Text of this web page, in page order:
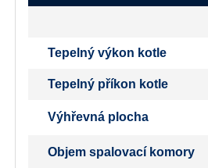
Tepelný výkon kotle
Tepelný příkon kotle
Výhřevná plocha
Objem spalovací komory